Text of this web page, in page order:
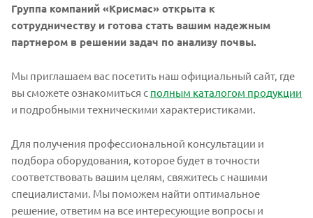
Группа компаний «Крисмас» открыта к
сотрудничеству и готова стать вашим надежным
партнером в решении задач по анализу почвы.
Мы приглашаем вас посетить наш официальный сайт, где
вы сможете ознакомиться с полным каталогом продукции
и подробными техническими характеристиками.
Для получения профессиональной консультации и
подбора оборудования, которое будет в точности
соответствовать вашим целям, свяжитесь с нашими
специалистами. Мы поможем найти оптимальное
решение, ответим на все интересующие вопросы и